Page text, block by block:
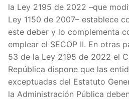
la Ley 2195 de 2022 –que
Ley 1150 de 2007– establece
este deber y lo complementa
emplear el SECOP II. En otras
53 de la Ley 2195 de 2022 el
República dispone que las
exceptuadas del Estatuto
la Administración Pública